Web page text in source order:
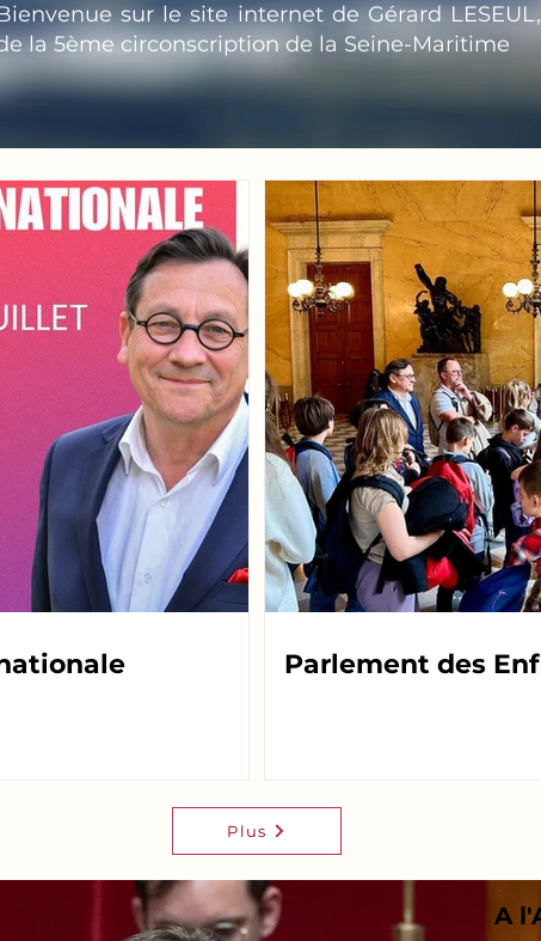
sur le site internet de Gérard
la 5ème circonscription de la Seine-Maritime
Parlement des
Plus
A